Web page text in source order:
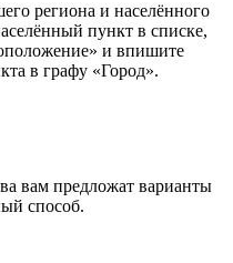
региона и населённого
пункт в списке,
и впишите
в графу «Город».
вам предложат варианты
способ.